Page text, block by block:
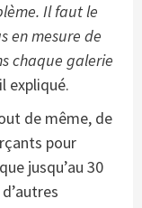
Il faut le
en mesure de
chaque galerie
expliqué.
de même, de
pour
jusqu’au 30